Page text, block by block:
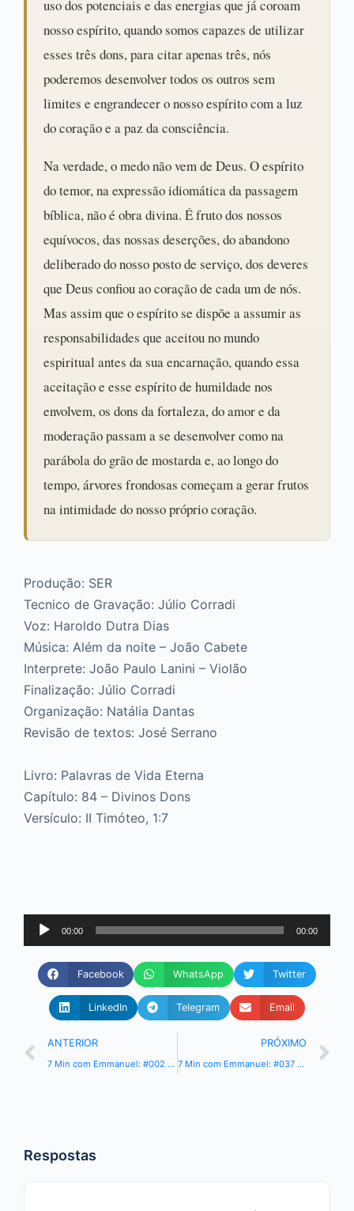
uso dos potenciais e das energias que já coroam
nosso espírito, quando somos capazes de utilizar
esses três dons, para citar apenas três, nós
poderemos desenvolver todos os outros sem
limites e engrandecer o nosso espírito com a luz
do coração e a paz da consciência.
Na verdade, o medo não vem de Deus. O espírito
do temor, na expressão idiomática da passagem
bíblica, não é obra divina. É fruto dos nossos
equívocos, das nossas deserções, do abandono
deliberado do nosso posto de serviço, dos deveres
que Deus confiou ao coração de cada um de nós.
Mas assim que o espírito se dispõe a assumir as
responsabilidades que aceitou no mundo
espiritual antes da sua encarnação, quando essa
aceitação e esse espírito de humildade nos
envolvem, os dons da fortaleza, do amor e da
moderação passam a se desenvolver como na
parábola do grão de mostarda e, ao longo do
tempo, árvores frondosas começam a gerar frutos
na intimidade do nosso próprio coração.
Produção: SER
Tecnico de Gravação: Júlio Corradi
Voz: Haroldo Dutra Dias
Música: Além da noite – João Cabete
Interprete: João Paulo Lanini – Violão
Finalização: Júlio Corradi
Organização: Natália Dantas
Revisão de textos: José Serrano
Livro: Palavras de Vida Eterna
Capítulo: 84 – Divinos Dons
Versículo: II Timóteo, 1:7
Tocador
de
áudio
00:00 00:00
Facebook WhatsApp Twitter
LinkedIn Telegram Email
ANTERIOR
7 Min com Emmanuel: #002 – José da Galiléia – Especial Dia dos Pais
PRÓXIMO
7 Min com Emmanuel: #037 – De ânimo forte
Respostas